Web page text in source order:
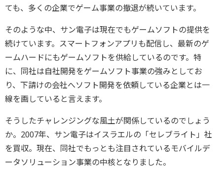
ても、多くの企業でゲーム事業の撤退が続いています。
そのような中、サン電子は現在でもゲームソフトの提供を
続けています。スマートフォンアプリも配信し、最新のゲ
ームハードにもゲームソフトを供給しているのです。特
に、同社は自社開発をゲームソフト事業の強みとしてお
り、下請けの会社へソフト開発を依頼している企業とは一
線を画していると言えます。
そうしたチャレンジングな風土が関係しているのでしょう
か。2007年、サン電子はイスラエルの「セレブライト」社
を買収。現在、同社でもっとも注目されているモバイルデ
ータソリューション事業の中核となりました。